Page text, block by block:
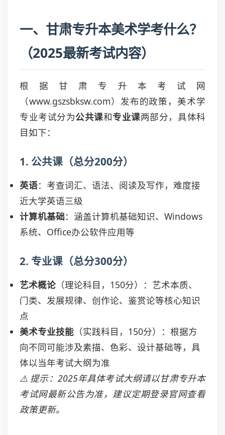
一、甘肃专升本美术学考什么？
（2025最新考试内容）
根据甘肃专升本考试网
（www.gszsbksw.com）发布的政策，美术学
专业考试分为公共课和专业课两部分，具体科
目如下：
1. 公共课（总分200分）
英语：考查词汇、语法、阅读及写作，难度接
近大学英语三级
计算机基础：涵盖计算机基础知识、Windows
系统、Office办公软件应用等
2. 专业课（总分300分）
艺术概论 （理论科目，150分）：艺术本质、
门类、发展规律、创作论、鉴赏论等核心知识
点
美术专业技能 （实践科目，150分）：根据方
向不同可能涉及素描、色彩、设计基础等，具
体以当年考试大纲为准
⚠️ 提示：2025年具体考试大纲请以甘肃专升本
考试网最新公告为准，建议定期登录官网查看
政策更新。